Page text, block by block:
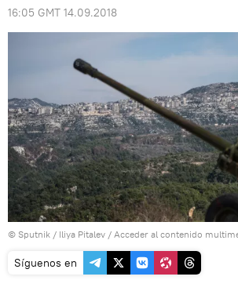
16:05 GMT 14.09.2018
© Sputnik / Iliya Pitalev / Acceder al contenido
Síguenos en